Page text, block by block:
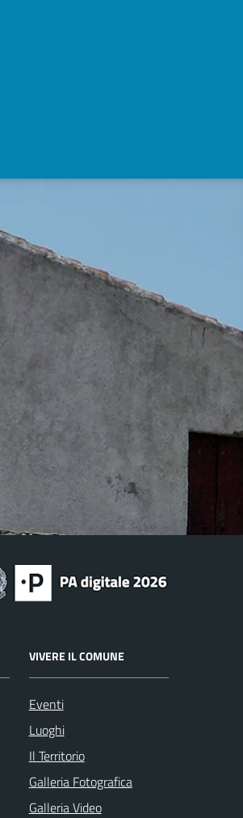
VIVERE IL COMUNE
Eventi
Luoghi
Il Territorio
Galleria Fotografica
Galleria Video